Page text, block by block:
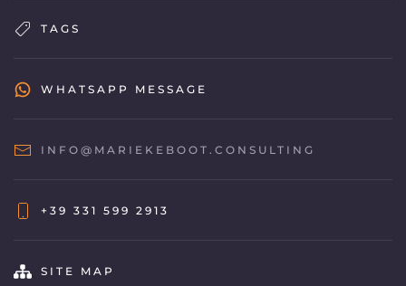
TAGS
WHATSAPP MESSAGE
INFO@MARIEKEBOOT.CONSULTING
+39 331 599 2913
SITE MAP